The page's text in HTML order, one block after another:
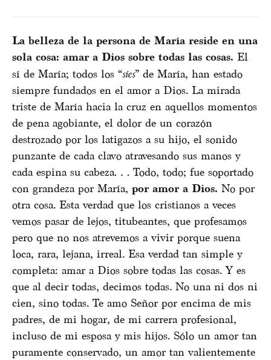
La belleza de la persona de María reside en una
sola cosa: amar a Dios sobre todas las cosas. El
sí de María; todos los “síes” de María, han estado
siempre fundados en el amor a Dios. La mirada
triste de María hacia la cruz en aquellos momentos
de pena agobiante, el dolor de un corazón
destrozado por los latigazos a su hijo, el sonido
punzante de cada clavo atravesando sus manos y
cada espina su cabeza… Todo, todo; fue soportado
con grandeza por María, por amor a Dios. No por
otra cosa. Esta verdad que los cristianos a veces
vemos pasar de lejos, titubeantes, que profesamos
pero que no nos atrevemos a vivir porque suena
loca, rara, lejana, irreal. Esa verdad tan simple y
completa: amar a Dios sobre todas las cosas. Y es
que al decir todas, decimos todas. No una ni dos ni
cien, sino todas. Te amo Señor por encima de mis
padres, de mi hogar, de mi carrera profesional,
incluso de mi esposa y mis hijos. Sólo un amor tan
puramente conservado, un amor tan valientemente